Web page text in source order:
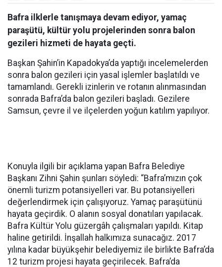
Bafra ilklerle tanışmaya devam ediyor, yamaç
paraşütü, kültür yolu projelerinden sonra balon
gezileri hizmeti de hayata geçti.
Başkan Şahin’in Kapadokya’da yaptığı incelemelerden
sonra balon gezileri için yasal işlemler başlatıldı ve
tamamlandı. Gerekli izinlerin ve rotanın alınmasından
sonrada Bafra’da balon gezileri başladı. Gezilere
Samsun, çevre il ve ilçelerden yoğun katılım yapılıyor.
Konuyla ilgili bir açıklama yapan Bafra Belediye
Başkanı Zihni Şahin şunları söyledi: “Bafra’mızın çok
önemli turizm potansiyelleri var. Bu potansiyelleri
değerlendirmek için çalışıyoruz. Yamaç paraşütünü
hayata geçirdik. O alanın sosyal donatıları yapılacak.
Bafra Kültür Yolu güzergâh çalışmaları yapıldı. Kitap
haline getirildi. İnşallah halkımıza sunacağız. 2017
yılına kadar büyükşehir belediyemiz ile birlikte Bafra’da
12 turizm projesi hayata geçirilecek. Bafra’da